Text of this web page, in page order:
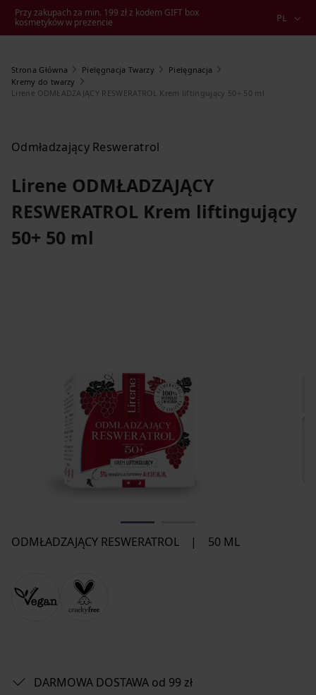
Przy zakupach za min. 199 zł z kodem GIFT box
kosmetyków w prezencie
PL
Strona Główna Pielęgnacja Twarzy
Pielęgnacja
Kremy do twarzy
Lirene ODMŁADZAJĄCY RESWERATROL Krem liftingujący 50+ 50 ml
Odmładzający Resweratrol
Lirene ODMŁADZAJĄCY
RESWERATROL Krem liftingujący
50+ 50 ml
ODMŁADZAJĄCY RESWERATROL | 50 ML
DARMOWA DOSTAWA od 99 zł